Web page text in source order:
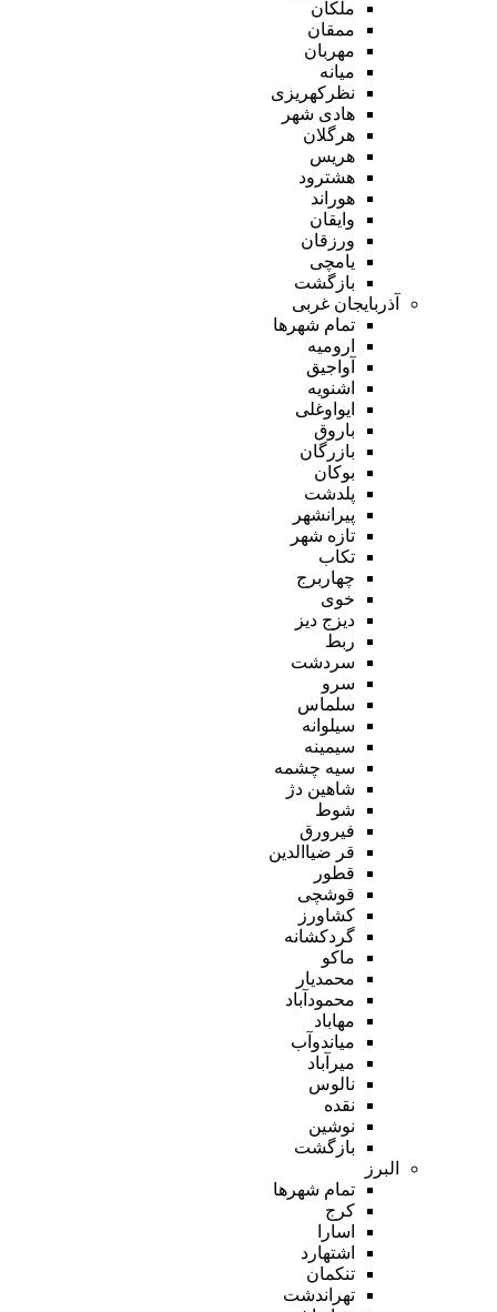
ملکان
ممقان
مهربان
میانه
نظرکهریزی
هادی شهر
هرگلان
هریس
هشترود
هوراند
وایقان
ورزقان
یامچی
بازگشت
آذربایجان غربی
تمام شهر‌ها
ارومیه
آواجیق
اشنویه
ایواوغلی
باروق
بازرگان
بوکان
پلدشت
پیرانشهر
تازه شهر
تکاب
چهاربرج
خوی
دیزج دیز
ربط
سردشت
سرو
سلماس
سیلوانه
سیمینه
سیه چشمه
شاهین دژ
شوط
فیرورق
قر ضیاالدین
قطور
قوشچی
کشاورز
گردکشانه
ماکو
محمدیار
محمودآباد
مهاباد
میاندوآب
میرآباد
نالوس
نقده
نوشین
بازگشت
البرز
تمام شهر‌ها
کرج
اسارا
اشتهارد
تنکمان
تهراندشت